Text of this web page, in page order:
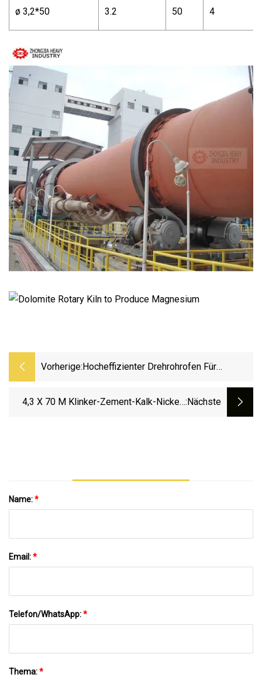
ø 3,2*50 3.2 50 4
Vorherige: Hocheffizienter Drehrohrofen Für
Umweltschutz Usw
4,3 X 70 M Klinker-Zement-Kalk-Nickel-:nächste
Name:*
Email:*
Telefon/WhatsApp:*
Thema:*